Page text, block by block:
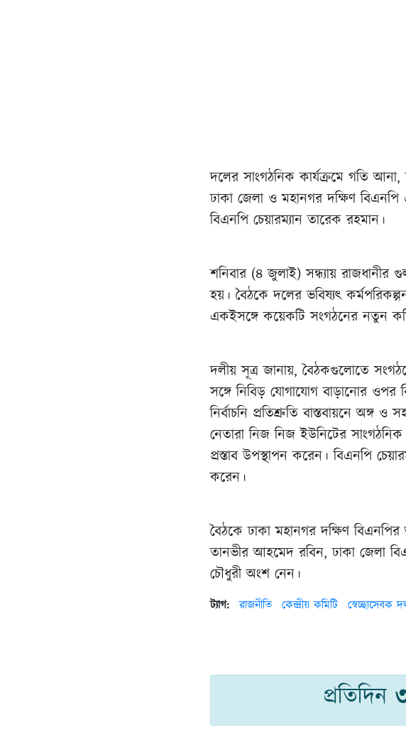
দলের সাংগঠনিক কার্যক্রমে গতি
ঢাকা জেলা ও মহানগর দক্ষিণ বিএনপি
বিএনপি চেয়ারম্যান তারেক রহমান।
শনিবার (৪ জুলাই) সন্ধ্যায় রাজধানীর
হয়। বৈঠকে দলের ভবিষ্যৎ
একইসঙ্গে কয়েকটি সংগঠনের নতুন
দলীয় সূত্র জানায়, বৈঠকগুলোতে
সঙ্গে নিবিড় যোগাযোগ বাড়ানোর
নির্বাচনি প্রতিশ্রুতি বাস্তবায়নে
নেতারা নিজ নিজ ইউনিটের
প্রস্তাব উপস্থাপন করেন। বিএনপি
করেন।
বৈঠকে ঢাকা মহানগর দক্ষিণ
তানভীর আহমেদ রবিন, ঢাকা জেলা
চৌধুরী অংশ নেন।
ট্যাগ: রাজনীতি কেন্দ্রীয় কমিটি স্বেচ্ছাসেবক
প্রতিদিন